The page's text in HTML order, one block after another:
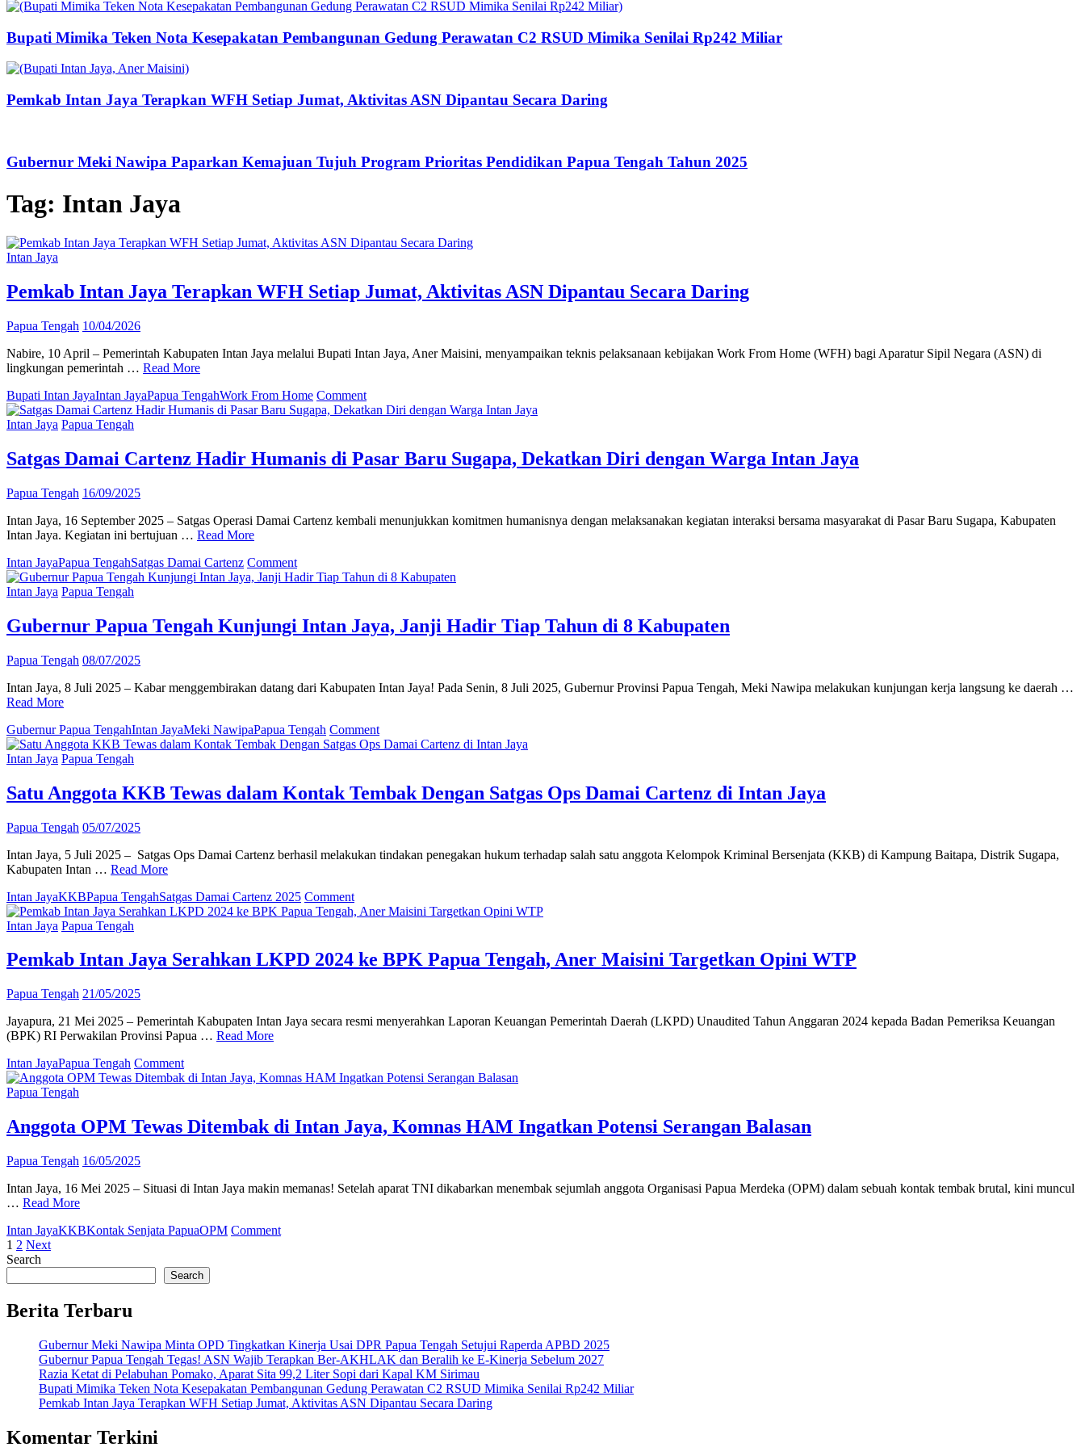
Bupati Mimika Teken Nota Kesepakatan Pembangunan Gedung Perawatan C2 RSUD Mimika Senilai Rp242 Miliar
Pemkab Intan Jaya Terapkan WFH Setiap Jumat, Aktivitas ASN Dipantau Secara Daring
Gubernur Meki Nawipa Paparkan Kemajuan Tujuh Program Prioritas Pendidikan Papua Tengah Tahun 2025
Tag: Intan Jaya
Intan Jaya
Pemkab Intan Jaya Terapkan WFH Setiap Jumat, Aktivitas ASN Dipantau Secara Daring
Papua Tengah 10/04/2026
Nabire, 10 April – Pemerintah Kabupaten Intan Jaya melalui Bupati Intan Jaya, Aner Maisini, menyampaikan teknis pelaksanaan kebijakan Work From Home (WFH) bagi Aparatur Sipil Negara (ASN) di
lingkungan pemerintah … Read More
Bupati Intan JayaIntan JayaPapua TengahWork From Home Commenton
Pemkab
Terapkan
WFH
ASN
Intan Jaya Papua Tengah
Satgas Damai Cartenz Hadir Humanis di Pasar Baru Sugapa, Dekatkan Diri dengan Warga Intan Jaya
Papua Tengah 16/09/2025
Intan Jaya, 16 September 2025 – Satgas Operasi Damai Cartenz kembali menunjukkan komitmen humanisnya dengan melaksanakan kegiatan interaksi bersama masyarakat di Pasar Baru Sugapa, Kabupaten
Intan Jaya. Kegiatan ini bertujuan … Read More
Intan JayaPapua TengahSatgas Damai Cartenz Commenton
Satgas
Hadir
Humanis
Sugapa,
dengan
Warga
Intan Jaya Papua Tengah
Gubernur Papua Tengah Kunjungi Intan Jaya, Janji Hadir Tiap Tahun di 8 Kabupaten
Papua Tengah 08/07/2025
Intan Jaya, 8 Juli 2025 – Kabar menggembirakan datang dari Kabupaten Intan Jaya! Pada Senin, 8 Juli 2025, Gubernur Provinsi Papua Tengah, Meki Nawipa melakukan kunjungan kerja langsung ke daerah …
Read More
Gubernur Papua TengahIntan JayaMeki NawipaPapua Tengah Commenton
Gubernur
Kunjungi
Intan
Tiap
Kabupaten
Intan Jaya Papua Tengah
Satu Anggota KKB Tewas dalam Kontak Tembak Dengan Satgas Ops Damai Cartenz di Intan Jaya
Papua Tengah 05/07/2025
Intan Jaya, 5 Juli 2025 – Satgas Ops Damai Cartenz berhasil melakukan tindakan penegakan hukum terhadap salah satu anggota Kelompok Kriminal Bersenjata (KKB) di Kampung Baitapa, Distrik Sugapa,
Kabupaten Intan … Read More
Intan JayaKKBPapua TengahSatgas Damai Cartenz 2025 Commenton
Satu
Tewas
dalam
Satgas
Cartenz
di
Intan Jaya Papua Tengah
Pemkab Intan Jaya Serahkan LKPD 2024 ke BPK Papua Tengah, Aner Maisini Targetkan Opini WTP
Papua Tengah 21/05/2025
Jayapura, 21 Mei 2025 – Pemerintah Kabupaten Intan Jaya secara resmi menyerahkan Laporan Keuangan Pemerintah Daerah (LKPD) Unaudited Tahun Anggaran 2024 kepada Badan Pemeriksa Keuangan
(BPK) RI Perwakilan Provinsi Papua … Read More
Intan JayaPapua Tengah Commenton
Pemkab
Serahkan
LKPD
Papua
Maisini
Opini
WTP
Papua Tengah
Anggota OPM Tewas Ditembak di Intan Jaya, Komnas HAM Ingatkan Potensi Serangan Balasan
Papua Tengah 16/05/2025
Intan Jaya, 16 Mei 2025 – Situasi di Intan Jaya makin memanas! Setelah aparat TNI dikabarkan menembak sejumlah anggota Organisasi Papua Merdeka (OPM) dalam sebuah kontak tembak brutal, kini muncul
… Read More
Intan JayaKKBKontak Senjata PapuaOPM Commenton
Komnas
HAM
Ingatkan
Potensi
Serangan
Posts
pagination
1 2 Next
Search
Search
Berita Terbaru
Gubernur Meki Nawipa Minta OPD Tingkatkan Kinerja Usai DPR Papua Tengah Setujui Raperda APBD 2025
Gubernur Papua Tengah Tegas! ASN Wajib Terapkan Ber-AKHLAK dan Beralih ke E-Kinerja Sebelum 2027
Razia Ketat di Pelabuhan Pomako, Aparat Sita 99,2 Liter Sopi dari Kapal KM Sirimau
Bupati Mimika Teken Nota Kesepakatan Pembangunan Gedung Perawatan C2 RSUD Mimika Senilai Rp242 Miliar
Pemkab Intan Jaya Terapkan WFH Setiap Jumat, Aktivitas ASN Dipantau Secara Daring
Komentar Terkini